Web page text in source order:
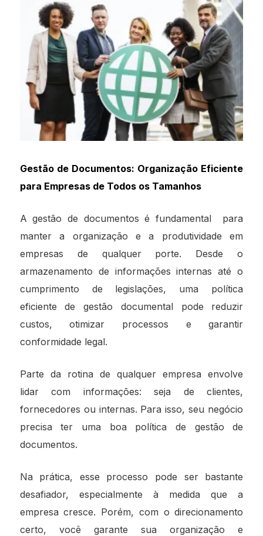
Gestão de Documentos: Organização Eficiente
para Empresas de Todos os Tamanhos
A gestão de documentos é fundamental para
manter a organização e a produtividade em
empresas de qualquer porte. Desde o
armazenamento de informações internas até o
cumprimento de legislações, uma política
eficiente de gestão documental pode reduzir
custos, otimizar processos e garantir
conformidade legal.
Parte da rotina de qualquer empresa envolve
lidar com informações: seja de clientes,
fornecedores ou internas. Para isso, seu negócio
precisa ter uma boa política de gestão de
documentos.
Na prática, esse processo pode ser bastante
desafiador, especialmente à medida que a
empresa cresce. Porém, com o direcionamento
certo, você garante sua organização e